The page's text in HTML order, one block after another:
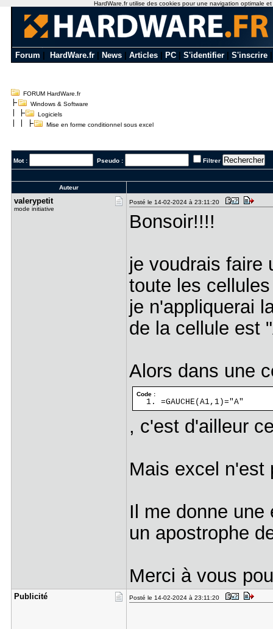
Forum HardWare.fr News Articles PC S'identifier S'inscrire
FORUM HardWare.fr
Windows & Software
Logiciels
Mise en forme conditionnel sous excel
Mot : Pseudo : Filtrer
Auteur
valerypeti​t
mode initiative
Posté le 14-02-2024 à 23:11:20
Bonsoir!!!!
je voudrais faire
toute les
je n'appliquerai
de la cellule est
Alors dans une
Code :
=GAUCHE(A1,1)="A"
, c'est d'ailleur
Mais excel n'est
Il me donne une
un apostrophe
Merci à vous
Publicité Posté le 14-02-2024 à 23:11:20
HardWare.fr utilise des cookies pour une navigation optimale